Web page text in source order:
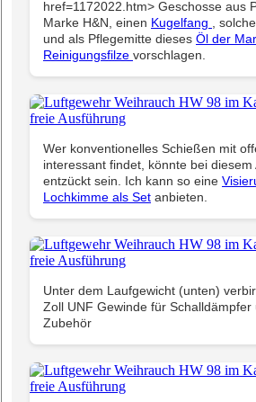
href=1172022.htm> Geschosse aus
Marke H&N, einen Kugelfang , solche
und als Pflegemitte dieses Öl der
Reinigungsfilze vorschlagen.
Wer konventionelles Schießen mit
interessant findet, könnte bei diesem
entzückt sein. Ich kann so eine
Lochkimme als Set anbieten.
Unter dem Laufgewicht (unten)
Zoll UNF Gewinde für Schalldämpfer
Zubehör